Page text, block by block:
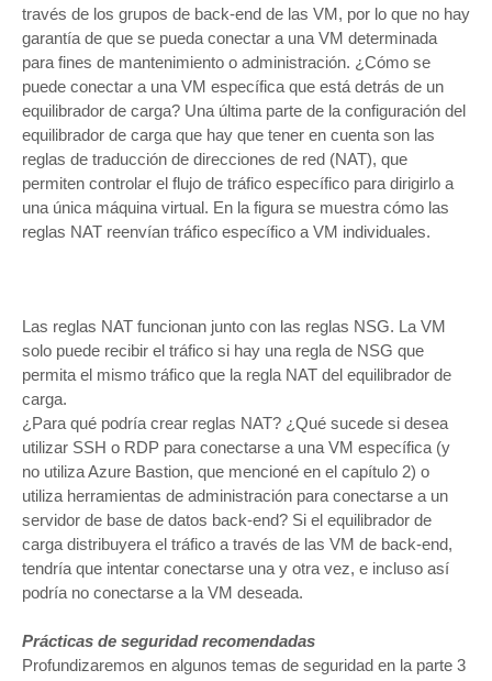
través de los grupos de back-end de las VM, por lo que no hay
garantía de que se pueda conectar a una VM determinada
para fines de mantenimiento o administración. ¿Cómo se
puede conectar a una VM específica que está detrás de un
equilibrador de carga? Una última parte de la configuración del
equilibrador de carga que hay que tener en cuenta son las
reglas de traducción de direcciones de red (NAT), que
permiten controlar el flujo de tráfico específico para dirigirlo a
una única máquina virtual. En la figura se muestra cómo las
reglas NAT reenvían tráfico específico a VM individuales.
Las reglas NAT funcionan junto con las reglas NSG. La VM
solo puede recibir el tráfico si hay una regla de NSG que
permita el mismo tráfico que la regla NAT del equilibrador de
carga.
¿Para qué podría crear reglas NAT? ¿Qué sucede si desea
utilizar SSH o RDP para conectarse a una VM específica (y
no utiliza Azure Bastion, que mencioné en el capítulo 2) o
utiliza herramientas de administración para conectarse a un
servidor de base de datos back-end? Si el equilibrador de
carga distribuyera el tráfico a través de las VM de back-end,
tendría que intentar conectarse una y otra vez, e incluso así
podría no conectarse a la VM deseada.
Prácticas de seguridad recomendadas
Profundizaremos en algunos temas de seguridad en la parte 3